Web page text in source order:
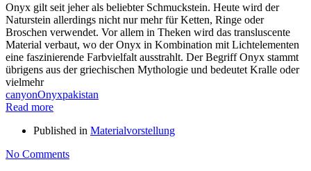
Onyx gilt seit jeher als beliebter Schmuckstein. Heute wird der
Naturstein allerdings nicht nur mehr für Ketten, Ringe oder
Broschen verwendet. Vor allem in Theken wird das transluscente
Material verbaut, wo der Onyx in Kombination mit Lichtelementen
eine faszinierende Farbvielfalt ausstrahlt. Der Begriff Onyx stammt
übrigens aus der griechischen Mythologie und bedeutet Kralle oder
vielmehr
canyonOnyxpakistan
Read more
Published in Materialvorstellung
No Comments